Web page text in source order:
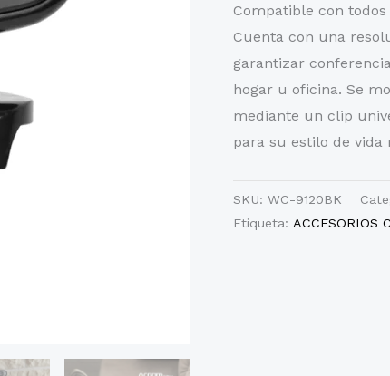
Compatible con
Cuenta con una
garantizar
hogar u oficina. Se
mediante un clip
para su estilo de vida
SKU: WC-9120BK
Etiqueta: ACCESORIOS